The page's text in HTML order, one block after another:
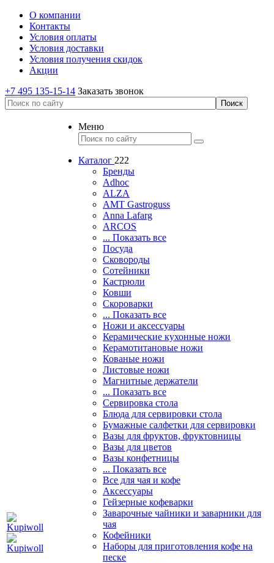
О компании
Контакты
Условия оплаты
Условия доставки
Условия получения скидок
Акции
+7 495 135-15-14 Заказать звонок
Меню
Каталог 222
Бренды
Adhoc
ALZA
AMT Gastroguss
Anna Lafarg
ARCOS
... Показать все
Посуда
Сковороды
Сотейники
Кастрюли
Ковши
Скороварки
... Показать все
Ножи и аксессуары
Керамические кухонные ножи
Керамотитановые ножи
Кованые ножи
Листовые ножи
Магнитные держатели
... Показать все
Сервировка стола
Блюда для сервировки стола
Бумажные салфетки для сервировки
Вазы для фруктов, фруктовницы
Вазы для цветов
Вазы конфетницы
... Показать все
Все для чая и кофе
Аксессуары
Гейзерные кофеварки
Заварочные чайники и заварники для
чая
Кофейники
Наборы для приготовления кофе на
песке